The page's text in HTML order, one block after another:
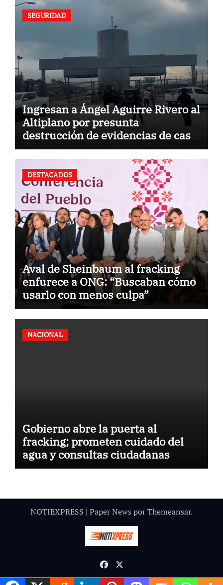
SEGURIDAD
Ingresan a Ángel Aguirre Rivero al
Altiplano por presunta
destrucción de evidencias de caso
Ayotzinapa
DESTACADOS
Aval de Sheinbaum al fracking
enfurece a ONG: “Buscaban cómo
usarlo con menos culpa”
NACIONAL
Gobierno abre la puerta al
fracking; prometen cuidado del
agua y consultas ciudadanas
NOTIEXPRESS | Paper News porThemeansar.